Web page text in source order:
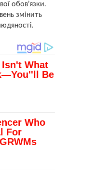
обов’язки.
змінить